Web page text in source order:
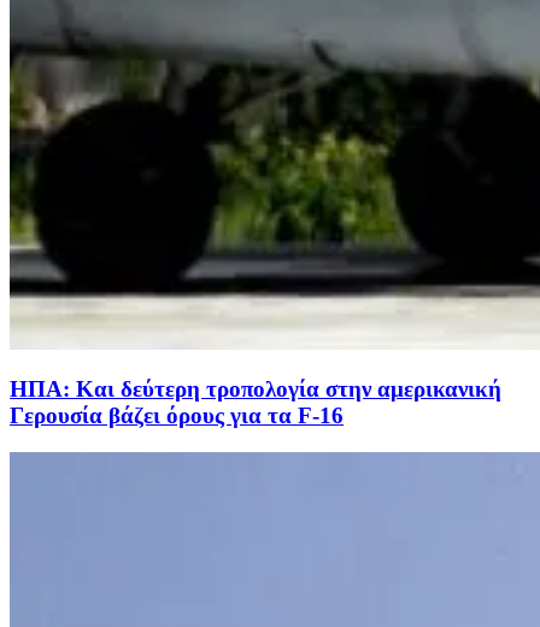
ΗΠΑ: Και δεύτερη τροπολογία στην αμερικανική
Γερουσία βάζει όρους για τα F-16